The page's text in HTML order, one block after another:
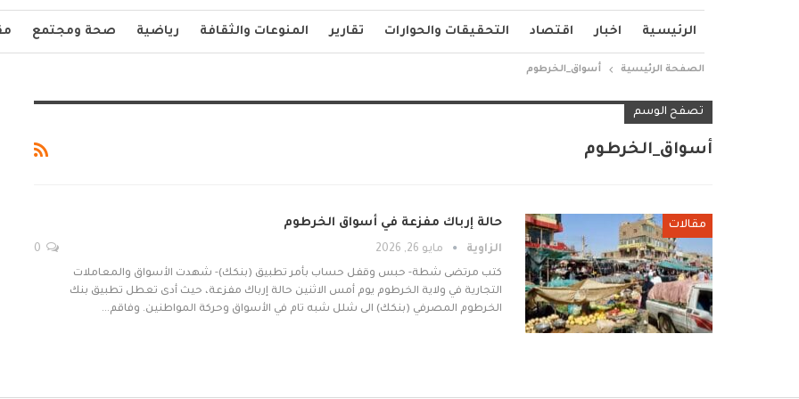
الرئيسية اخبار اقتصاد التحقيقات والحوارات تقارير المنوعات والثقافة رياضية صحة ومجتمع
الصفحة الرئيسية أسواق_الخرطوم
تصفح الوسم
أسواق_الخرطوم
مقالات حالة إرباك مفزعة في أسواق الخرطوم
الزاوية مايو 26, 2026
كتب مرتضى شطة- حبس وقفل حساب بأمر تطبيق (بنكك)- شهدت الأسواق والمعاملات
التجارية في ولاية الخرطوم يوم أمس الاثنين حالة إرباك مفزعة، حيث أدى تعطل تطبيق بنك
الخرطوم المصرفي (بنكك) الى شلل شبه تام في الأسواق وحركة المواطنين. وفاقم…